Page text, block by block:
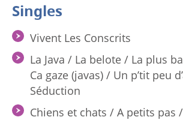
Singles
Vivent Les Conscrits
La Java / La belote / La plus
Ca gaze (javas) / Un p’tit peu
Séduction
Chiens et chats / A petits pas